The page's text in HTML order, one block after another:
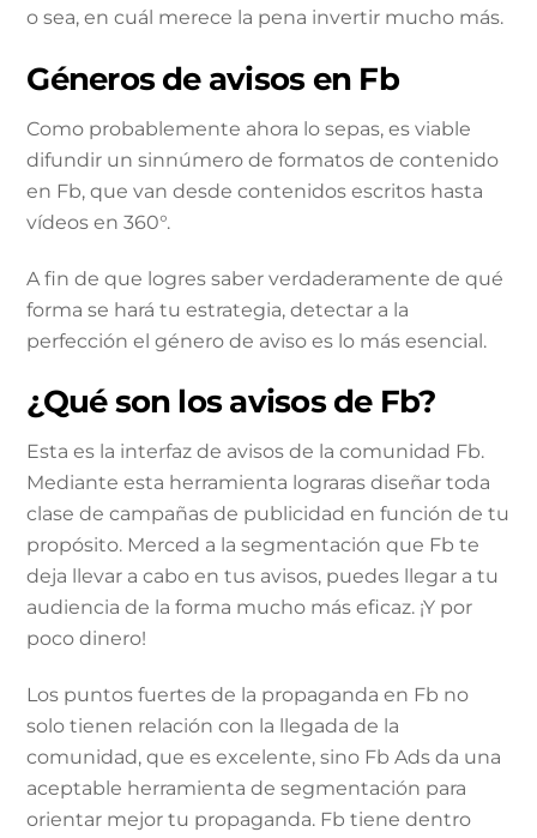
o sea, en cuál merece la pena invertir mucho más.
Géneros de avisos en Fb
Como probablemente ahora lo sepas, es viable
difundir un sinnúmero de formatos de contenido
en Fb, que van desde contenidos escritos hasta
vídeos en 360°.
A fin de que logres saber verdaderamente de qué
forma se hará tu estrategia, detectar a la
perfección el género de aviso es lo más esencial.
¿Qué son los avisos de Fb?
Esta es la interfaz de avisos de la comunidad Fb.
Mediante esta herramienta lograras diseñar toda
clase de campañas de publicidad en función de tu
propósito. Merced a la segmentación que Fb te
deja llevar a cabo en tus avisos, puedes llegar a tu
audiencia de la forma mucho más eficaz. ¡Y por
poco dinero!
Los puntos fuertes de la propaganda en Fb no
solo tienen relación con la llegada de la
comunidad, que es excelente, sino Fb Ads da una
aceptable herramienta de segmentación para
orientar mejor tu propaganda. Fb tiene dentro